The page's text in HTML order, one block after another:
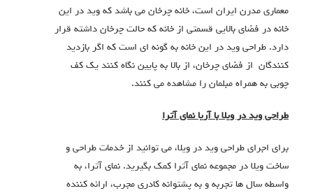
معماری مدرن ایران است، خانه چرخان می باشد که وید در این
خانه در فضای بالایی قسمتی از خانه که حالت چرخان داشته قرار
دارد. طراحی وید در این خانه به گونه ای است که اگر بازدید
کنندگان از فضای چرخان، از بالا به پایین نگاه کنند یک کف
چوبی به همراه مبلمان را مشاهده می کنند.
طراحی وید در ویلا با آریا نمای آترا
برای اجرای طراحی وید در ویلا، می توانید از خدمات طراحی و
ساخت ویلا در مجموعه نمای آترا کمک بگیرید. نمای آترا، به
واسطه سال ها تجربه و به پشتوانه کادری مجرب، ارائه کننده